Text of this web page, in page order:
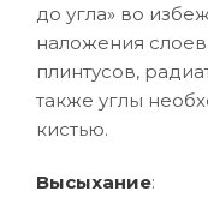
до угла» во
наложения
плинтусов,
также углы
кистью.
Высыхание: